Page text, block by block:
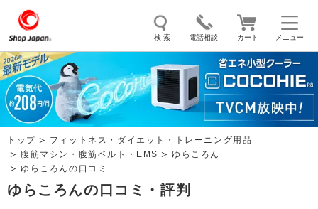
メニュー
検 索 電話相談 カート
トゥルースリーパー ソイリッチ ここひえ 枕
掃除機 クッキングプロ マイキュット
エアコン オーラルスマイル
トップ
フィットネス・ダイエット・トレーニング用品
腹筋マシン・腹筋ベルト・EMS
ゆらころん
ゆらころんの口コミ
ゆらころんの口コミ・評判